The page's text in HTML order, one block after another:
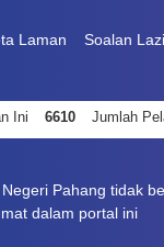
Laman Soalan
Ini 6610 Jumlah
Pahang tidak
dalam portal ini